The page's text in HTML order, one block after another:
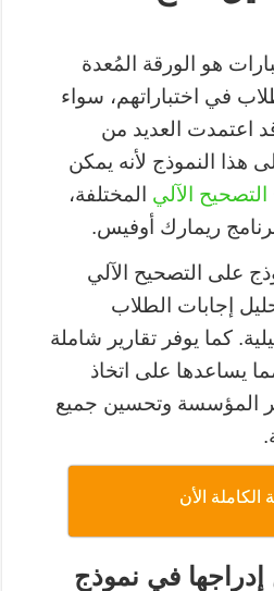
هو الورقة المُعدة
في اختباراتهم، سواء
اعتمدت العديد من
هذا النموذج لأنه يمكن
التصحيح الآلي المختلفة،
ريمارك أوفيس.
على التصحيح الآلي
إجابات الطلاب
كما يوفر تقارير شاملة
يساعدها على اتخاذ
المؤسسة وتحسين جميع
الأن
إدراجها في نموذج